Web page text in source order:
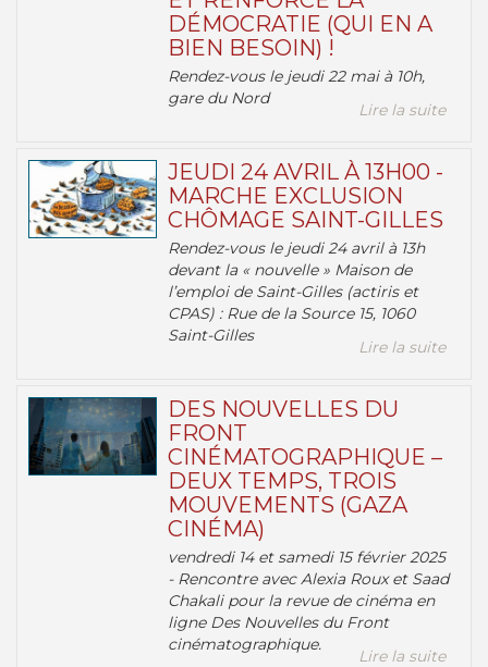
DÉMOCRATIE (QUI EN A
BIEN BESOIN) !
Rendez-vous le jeudi 22 mai à 10h,
gare du Nord
Lire la suite
JEUDI 24 AVRIL À 13H00 -
MARCHE EXCLUSION
CHÔMAGE SAINT-GILLES
Rendez-vous le jeudi 24 avril à 13h
devant la « nouvelle » Maison de
l’emploi de Saint-Gilles (actiris et
CPAS) : Rue de la Source 15, 1060
Saint-Gilles
Lire la suite
DES NOUVELLES DU
FRONT
CINÉMATOGRAPHIQUE –
DEUX TEMPS, TROIS
MOUVEMENTS (GAZA
CINÉMA)
vendredi 14 et samedi 15 février 2025
- Rencontre avec Alexia Roux et Saad
Chakali pour la revue de cinéma en
ligne Des Nouvelles du Front
cinématographique.
Lire la suite